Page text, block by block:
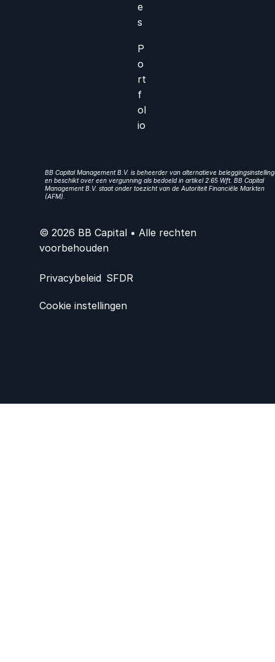
e
s
P
o
rt
f
ol
io
BB Capital Management B.V. is beheerder van alternatieve
en beschikt over een vergunning als bedoeld in artikel 2:65 Wft. BB Capital
Management B.V. staat onder toezicht van de Autoriteit Financiële Markten
(AFM).
© 2026 BB Capital • Alle rechten
voorbehouden
Privacybeleid SFDR
Cookie instellingen